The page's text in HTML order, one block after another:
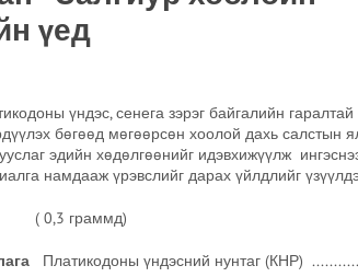
үед
үндэс, сенега зэрэг байгалийн
бөгөөд мөгөөрсөн хоолой дахь салстын
эдийн хөдөлгөөнийг идэвхижүүлж
намдааж үрэвслийг дарах үйлдлийг
граммд)
Платикодоны үндэсний нунтаг (КНР)